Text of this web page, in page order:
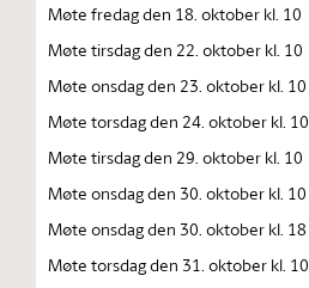
Møte fredag den 18. oktober kl. 10
Møte tirsdag den 22. oktober kl. 10
Møte onsdag den 23. oktober kl. 10
Møte torsdag den 24. oktober kl. 10
Møte tirsdag den 29. oktober kl. 10
Møte onsdag den 30. oktober kl. 10
Møte onsdag den 30. oktober kl. 18
Møte torsdag den 31. oktober kl. 10